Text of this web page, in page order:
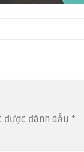
được đánh dấu *